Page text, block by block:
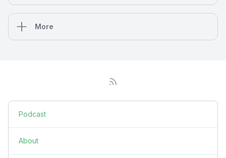
More
Podcast
About